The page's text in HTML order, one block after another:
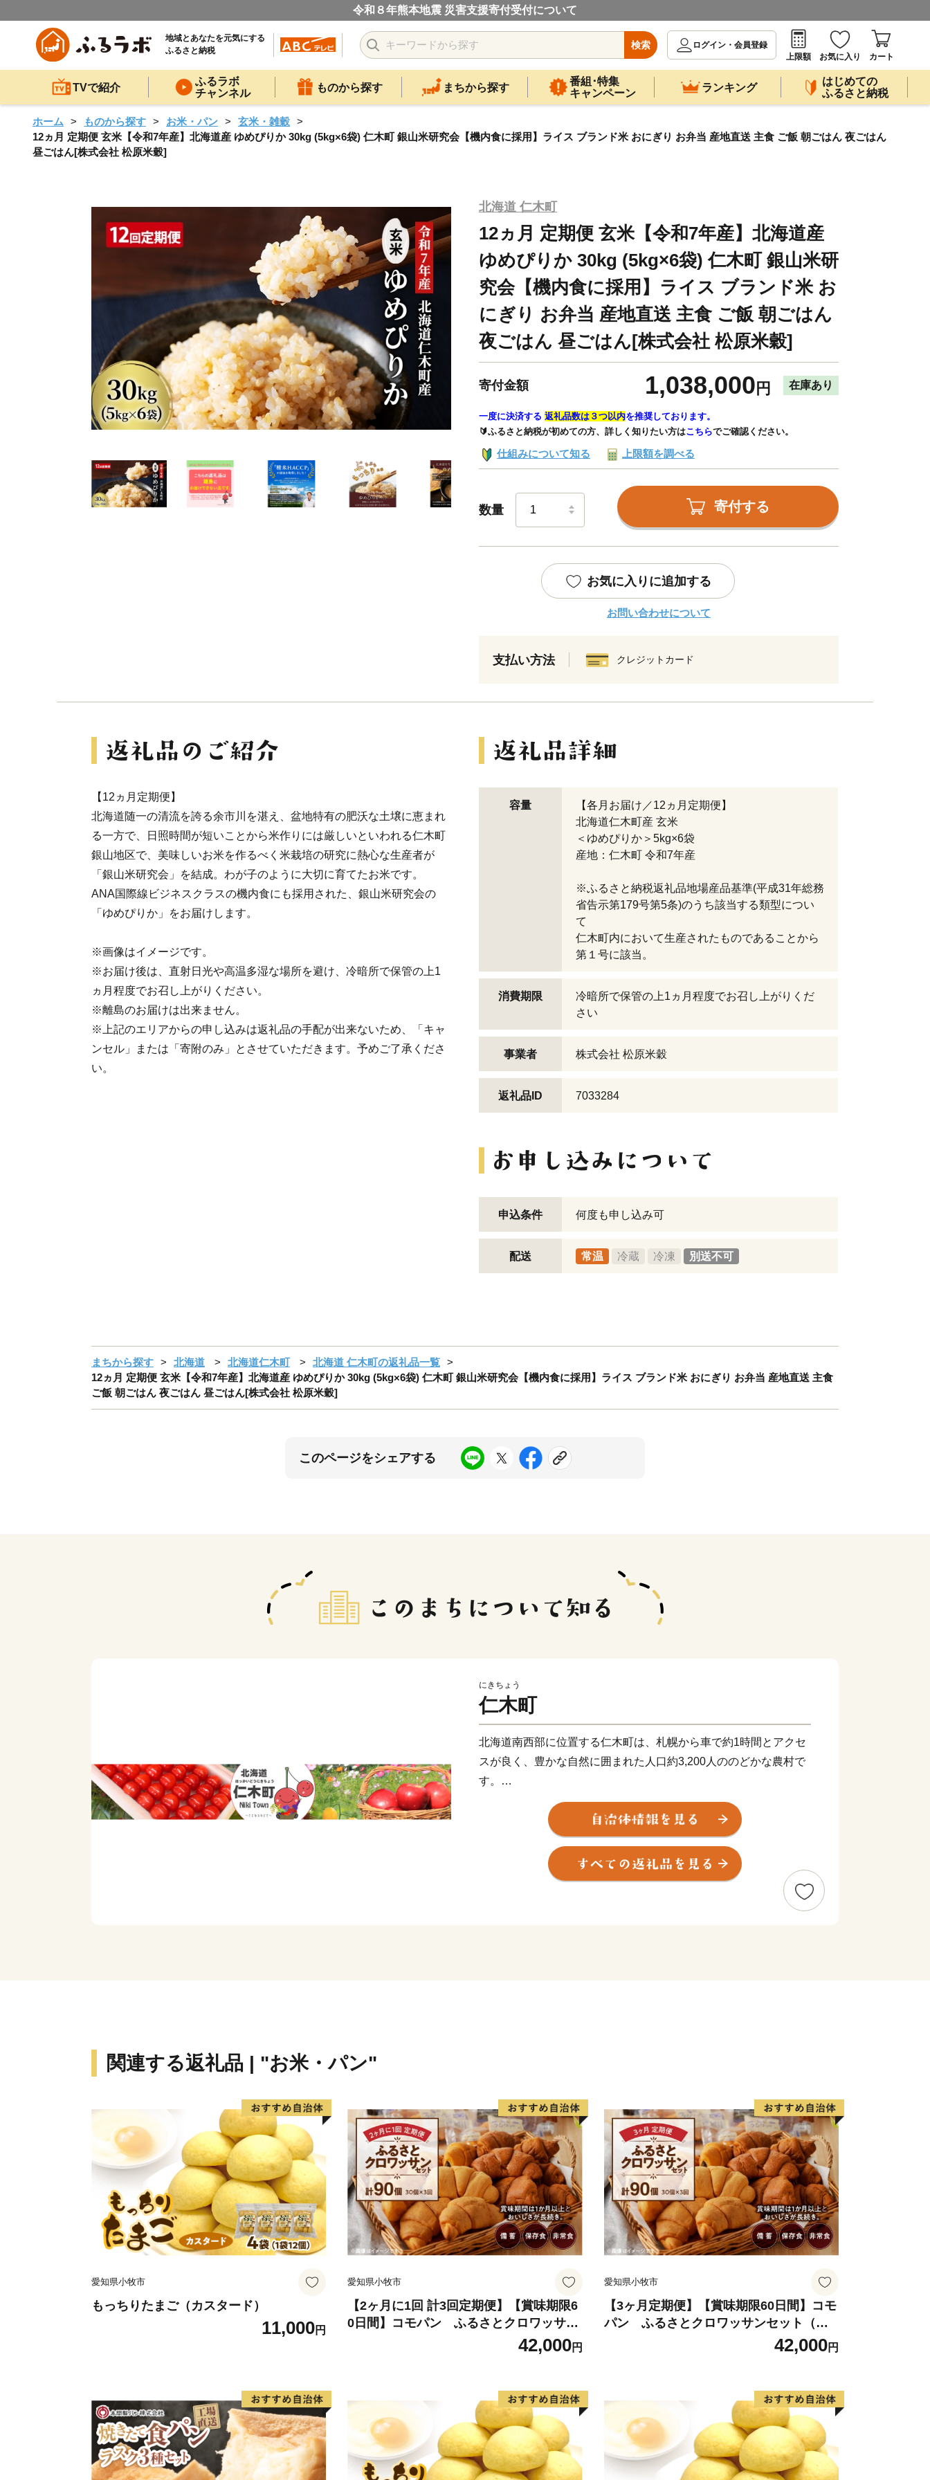
令和８年熊本地震 災害支援寄付受付について
地域とあなたを元気にする
ふるさと納税
検索
ログイン・会員登録
上限額
お気に入り カート
TVで紹介
ふるラボ
チャンネル
ものから探す まちから探す
番組･特集
キャンペーン
ランキング
はじめての
ふるさと納税
ホーム ものから探す お米・パン
玄米・雑穀
12ヵ月 定期便 玄米【令和7年産】北海道産 ゆめぴりか 30kg (5kg×6袋) 仁木町 銀山米研究会【機内食に採用】ライス ブランド米 おにぎり お弁当 産地直送 主食 ご飯 朝ごはん 夜ごはん
昼ごはん[株式会社 松原米穀]
北海道 仁木町
12ヵ月 定期便 玄米【令和7年産】北海道産
ゆめぴりか 30kg (5kg×6袋) 仁木町 銀山米研
究会【機内食に採用】ライス ブランド米 お
にぎり お弁当 産地直送 主食 ご飯 朝ごはん
夜ごはん 昼ごはん[株式会社 松原米穀]
寄付金額 1,038,000 円 在庫あり
一度に決済する 返礼品数は３つ以内を推奨しております。
🔰ふるさと納税が初めての方、詳しく知りたい方はこちらでご確認ください。
仕組みについて知る 上限額を調べる
数量 寄付する
お気に入りに追加する
お問い合わせについて
支払い方法 クレジットカード
【12ヵ月定期便】
北海道随一の清流を誇る余市川を湛え、盆地特有の肥沃な土壌に恵まれ
る一方で、日照時間が短いことから米作りには厳しいといわれる仁木町
銀山地区で、美味しいお米を作るべく米栽培の研究に熱心な生産者が
「銀山米研究会」を結成。わが子のように大切に育てたお米です。
ANA国際線ビジネスクラスの機内食にも採用された、銀山米研究会の
「ゆめぴりか」をお届けします。
※画像はイメージです。
※お届け後は、直射日光や高温多湿な場所を避け、冷暗所で保管の上1
ヵ月程度でお召し上がりください。
※離島のお届けは出来ません。
※上記のエリアからの申し込みは返礼品の手配が出来ないため、「キャ
ンセル」または「寄附のみ」とさせていただきます。予めご了承くださ
い。
容量
【各月お届け／12ヵ月定期便】
北海道仁木町産 玄米
＜ゆめぴりか＞5kg×6袋
産地：仁木町 令和7年産
※ふるさと納税返礼品地場産品基準(平成31年総務
省告示第179号第5条)のうち該当する類型につい
て
仁木町内において生産されたものであることから
第１号に該当。
消費期限
冷暗所で保管の上1ヵ月程度でお召し上がりくだ
さい
事業者 株式会社 松原米穀
返礼品ID 7033284
申込条件 何度も申し込み可
配送 常温 冷蔵 冷凍 別送不可
まちから探す 北海道 北海道仁木町
北海道 仁木町の返礼品一覧
12ヵ月 定期便 玄米【令和7年産】北海道産 ゆめぴりか 30kg (5kg×6袋) 仁木町 銀山米研究会【機内食に採用】ライス ブランド米 おにぎり お弁当 産地直送 主食
ご飯 朝ごはん 夜ごはん 昼ごはん[株式会社 松原米穀]
このページをシェアする
にきちょう
仁木町
北海道南西部に位置する仁木町は、札幌から車で約1時間とアクセ
スが良く、豊かな自然に囲まれた人口約3,200人ののどかな農村で
す。
北海道有数の果物の産地であり、独自の「YES！clean」制度のも
と、減農薬・減化学肥料による安心安全な栽培を徹底しています。
品評会で最優秀賞に輝いた北海道一のさくらんぼをはじめ、糖度
17度以上を誇る大粒のブランドシャインマスカット「La・La・
関連する返礼品 | "お米・パン"
愛知県小牧市
もっちりたまご（カスタード）
11,000円
愛知県小牧市
【2ヶ月に1回 計3回定期便】【賞味期限6
0日間】コモパン ふるさとクロワッサン
セット（計90個）／災害用備蓄 保存食 非
42,000円
愛知県小牧市
【3ヶ月定期便】【賞味期限60日間】コモ
パン ふるさとクロワッサンセット（計9
0個）／災害用備蓄 保存食 非常食 防災グ
42,000円